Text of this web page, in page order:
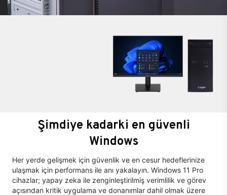
Şimdiye kadarki en güvenli
Windows
Her yerde gelişmek için güvenlik ve en cesur hedeflerinize
ulaşmak için performans ile anı yakalayın. Windows 11 Pro
cihazlar; yapay zeka ile zenginleştirilmiş verimlilik ve görev
açısından kritik uygulama ve donanımlar dahil olmak üzere